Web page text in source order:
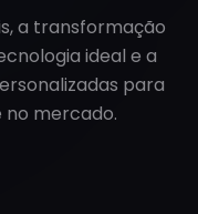
a transformação
ideal e a
para
mercado.